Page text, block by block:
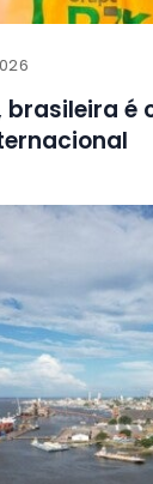
brasileira